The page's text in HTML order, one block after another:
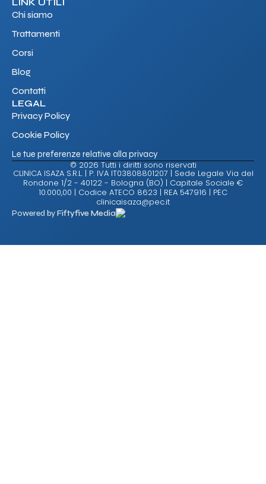
LINK UTILI
Chi siamo
Trattamenti
Corsi
Blog
Contatti
LEGAL
Privacy Policy
Cookie Policy
Le tue preferenze relative alla privacy
© 2026 Tutti i diritti sono riservati
CLINICA ISAZA S.R.L. | P. IVA IT03808801207 | Sede Legale Via del
Rondone 1/2 - 40122 - Bologna (BO) | Capitale Sociale €
10.000,00 | Codice ATECO 8623 | REA 547916 | PEC
clinicaisaza@pec.it
Powered byFiftyfive Media